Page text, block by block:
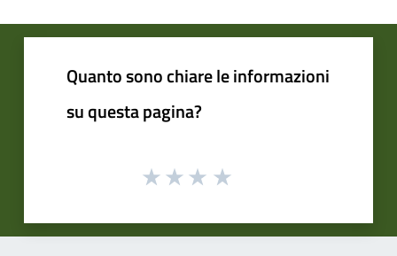
Quanto sono chiare le informazioni
su questa pagina?